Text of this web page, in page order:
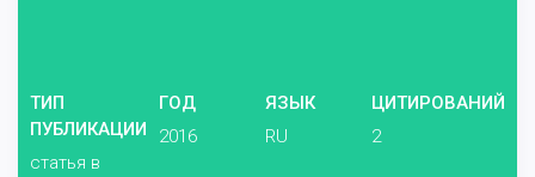
ТИП
ПУБЛИКАЦИИ
статья в
ГОД
2016
ЯЗЫК
RU
ЦИТИРОВАНИЙ
2